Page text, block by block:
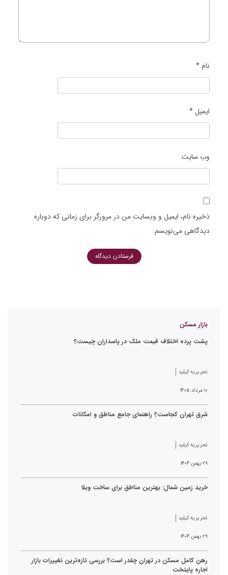
نام*
ایمیل*
وب‌ سایت
ذخیره نام، ایمیل و وبسایت من در مرورگر برای زمانی که دوباره
دیدگاهی می‌نویسم.
بازار مسکن
پشت پرده اختلاف قیمت ملک در پاسداران چیست؟
تحریریه کیلید
۱۰ مرداد ۱۴۰۵
شرق تهران کجاست؟ راهنمای جامع مناطق و امکانات
تحریریه کیلید
۲۹ بهمن ۱۴۰۴
خرید زمین شمال: بهترین مناطق برای ساخت ویلا
تحریریه کیلید
۲۹ بهمن ۱۴۰۴
رهن کامل مسکن در تهران چقدر است؟ بررسی تازه‌ترین تغییرات بازار
اجاره پایتخت